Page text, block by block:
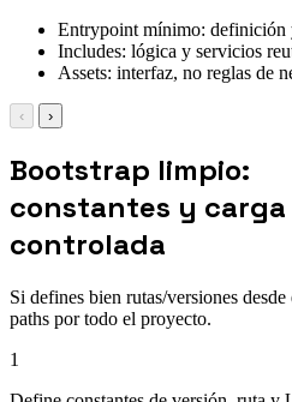
Entrypoint mínimo: definición
Includes: lógica y servicios
Assets: interfaz, no reglas de
‹ ›
Bootstrap limpio:
constantes y carga
controlada
Si defines bien rutas/versiones
paths por todo el proyecto.
1